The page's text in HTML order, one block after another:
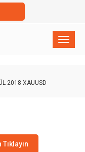
×
2018 XAUUSD